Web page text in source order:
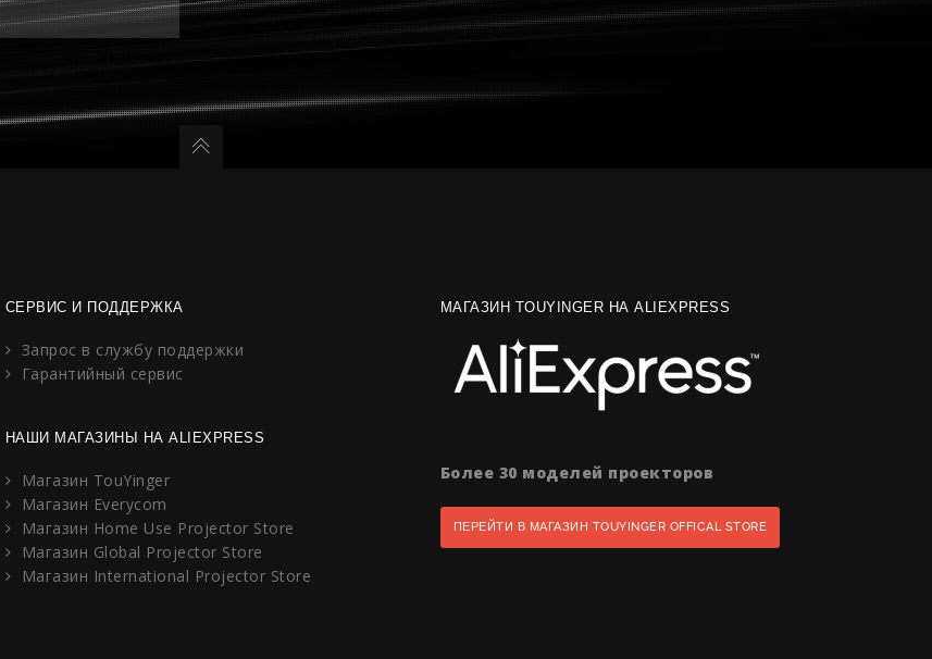
СЕРВИС И ПОДДЕРЖКА
Запрос в службу поддержки
Гарантийный сервис
НАШИ МАГАЗИНЫ НА ALIEXPRESS
Магазин TouYinger
Магазин Everycom
Магазин Home Use Projector Store
Магазин Global Projector Store
Магазин International Projector Store
МАГАЗИН TOUYINGER НА ALIEXPRESS
Более 30 моделей проекторов
ПЕРЕЙТИ В МАГАЗИН TOUYINGER OFFICAL STORE